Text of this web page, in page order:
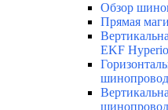
Обзор
Прямая
EKF